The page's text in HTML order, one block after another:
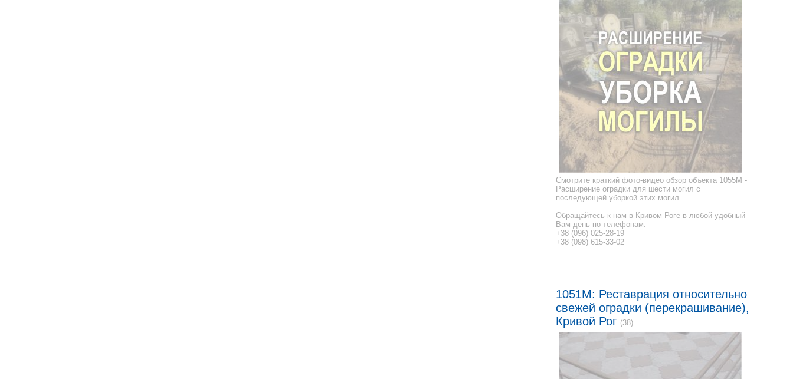
Смотрите краткий фото-видео обзор объекта 1055M -
Расширение оградки для шести могил с
последующей уборкой этих могил.
Обращайтесь к нам в Кривом Роге в любой удобный
Вам день по телефонам:
+38 (096) 025-28-19
+38 (098) 615-33-02
1051M: Реставрация относительно
свежей оградки (перекрашивание),
Кривой Рог (38)